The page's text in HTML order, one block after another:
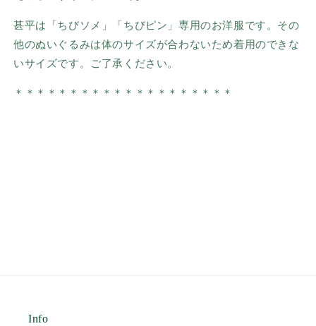
甚平は「ちびソメ」「ちびピン」専用のお洋服です。その
他のぬいぐるみは体のサイズが合わないため着用のできな
いサイズです。ご了承ください。
＊＊＊＊＊＊＊＊ ＊＊＊＊＊＊ ＊ ＊＊＊＊＊
Info